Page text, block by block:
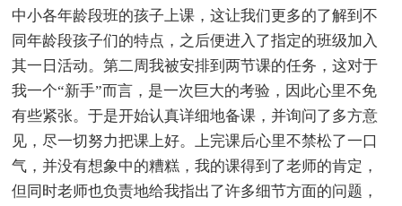
中小各年龄段班的孩子上课，这让我们更多的了解到不
同年龄段孩子们的特点，之后便进入了指定的班级加入
其一日活动。第二周我被安排到两节课的任务，这对于
我一个“新手”而言，是一次巨大的考验，因此心里不免
有些紧张。于是开始认真详细地备课，并询问了多方意
见，尽一切努力把课上好。上完课后心里不禁松了一口
气，并没有想象中的糟糕，我的课得到了老师的肯定，
但同时老师也负责地给我指出了许多细节方面的问题，